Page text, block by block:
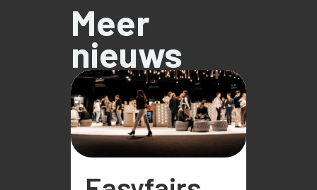
Meer
nieuws